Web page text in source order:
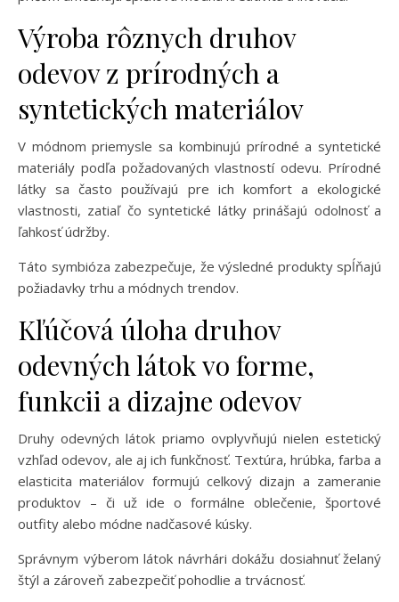
Výroba rôznych druhov
odevov z prírodných a
syntetických materiálov
V módnom priemysle sa kombinujú prírodné a syntetické
materiály podľa požadovaných vlastností odevu. Prírodné
látky sa často používajú pre ich komfort a ekologické
vlastnosti, zatiaľ čo syntetické látky prinášajú odolnosť a
ľahkosť údržby.
Táto symbióza zabezpečuje, že výsledné produkty spĺňajú
požiadavky trhu a módnych trendov.
Kľúčová úloha druhov
odevných látok vo forme,
funkcii a dizajne odevov
Druhy odevných látok priamo ovplyvňujú nielen estetický
vzhľad odevov, ale aj ich funkčnosť. Textúra, hrúbka, farba a
elasticita materiálov formujú celkový dizajn a zameranie
produktov – či už ide o formálne oblečenie, športové
outfity alebo módne nadčasové kúsky.
Správnym výberom látok návrhári dokážu dosiahnuť želaný
štýl a zároveň zabezpečiť pohodlie a trvácnosť.